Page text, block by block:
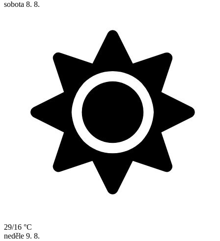
sobota 8. 8.
29/16 °C
neděle 9. 8.